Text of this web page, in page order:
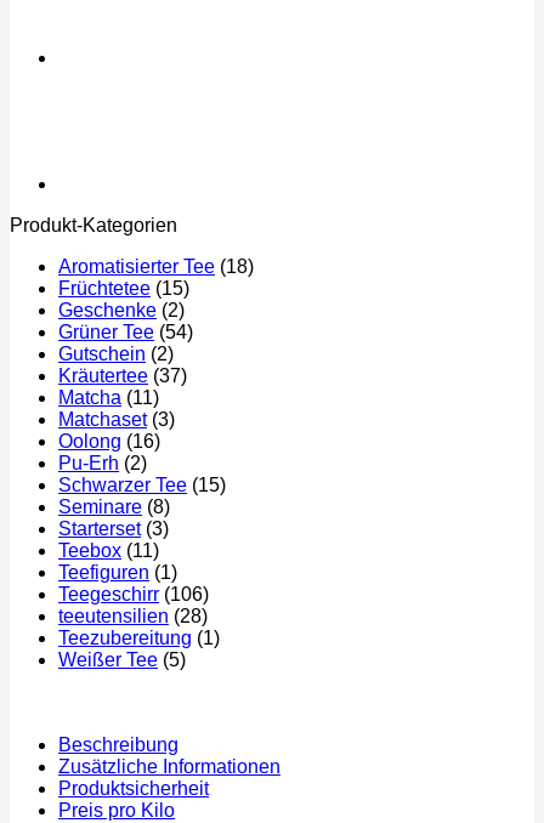
Produkt-Kategorien
Aromatisierter Tee (18)
Früchtetee (15)
Geschenke (2)
Grüner Tee (54)
Gutschein (2)
Kräutertee (37)
Matcha (11)
Matchaset (3)
Oolong (16)
Pu-Erh (2)
Schwarzer Tee (15)
Seminare (8)
Starterset (3)
Teebox (11)
Teefiguren (1)
Teegeschirr (106)
teeutensilien (28)
Teezubereitung (1)
Weißer Tee (5)
Beschreibung
Zusätzliche Informationen
Produktsicherheit
Preis pro Kilo